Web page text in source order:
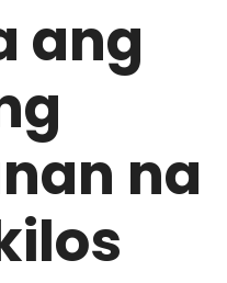
ang
na